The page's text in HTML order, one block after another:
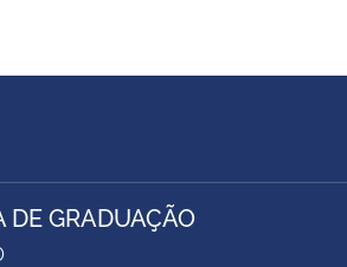
DE GRADUAÇÃO